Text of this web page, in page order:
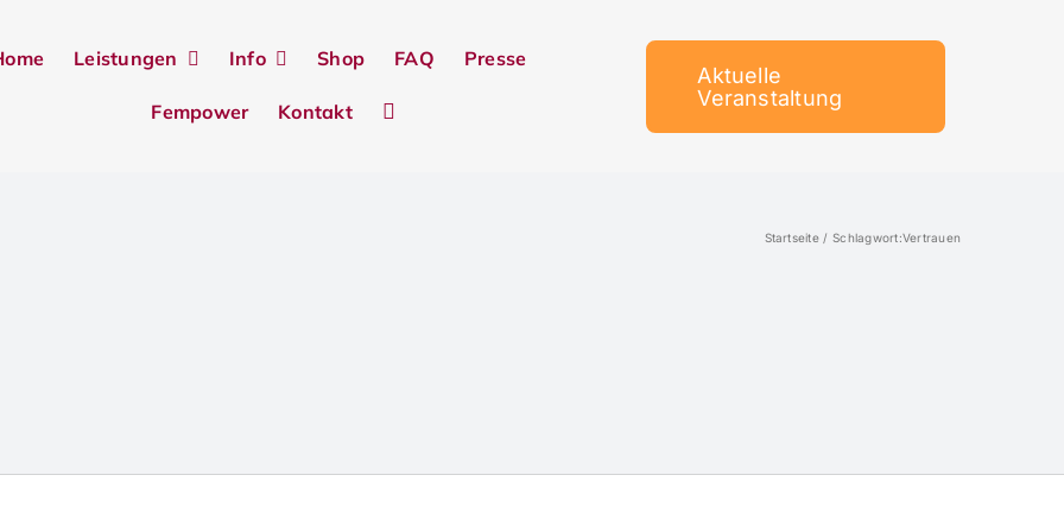
Leistungen Info Shop FAQ Presse
Fempower Kontakt
Aktuelle
Veranstaltung
Startseite Schlagwort:Vertrauen